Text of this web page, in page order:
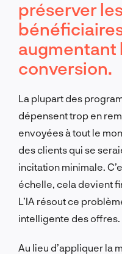
préserver
augmentant
conversion.
La plupart des
dépensent trop en
envoyées à tout le
des clients qui se
incitation minimale.
échelle, cela devient
L’IA résout ce
intelligente des offres.
Au lieu d’appliquer la